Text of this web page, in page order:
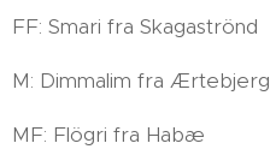
FF: Smari fra Skagaströnd
M: Dimmalim fra Ærtebjerg
MF: Flögri fra Habæ